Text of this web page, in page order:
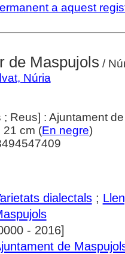
a aquest
de Maspujols /
Núria
; Reus] : Ajuntament
21 cm (En negre)
dialectals;
- 2016]
de